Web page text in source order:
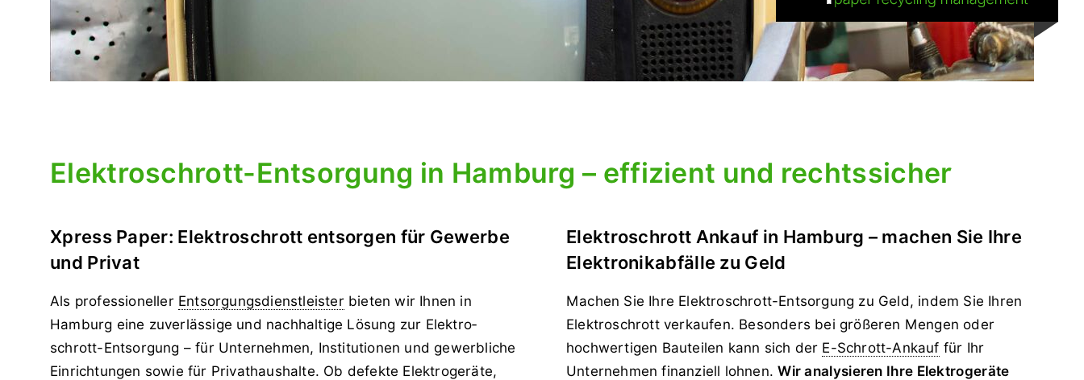
Elektroschrott-Entsorgung in Hamburg – effizient und rechtssicher
Xpress Paper: Elektroschrott entsorgen für Gewerbe
und Privat
Als professioneller Entsorgungs­dienstleisterbieten wir Ihnen in
Hamburg eine zuverlässige und nachhaltige Lösung zur Elektro­
schrott-Entsorgung – für Unternehmen, Institutionen und gewerbliche
Einrichtungen sowie für Privat­haushalte. Ob defekte Elektrogeräte,
Elektroschrott Ankauf in Hamburg – machen Sie Ihre
Elektronikabfälle zu Geld
Machen Sie Ihre Elektroschrott-Entsorgung zu Geld, indem Sie Ihren
Elektroschrott verkaufen. Besonders bei größeren Mengen oder
hochwertigen Bauteilen kann sich der E-Schrott-Ankauf für Ihr
Unternehmen finanziell lohnen.Wir analysieren Ihre Elektrogeräte